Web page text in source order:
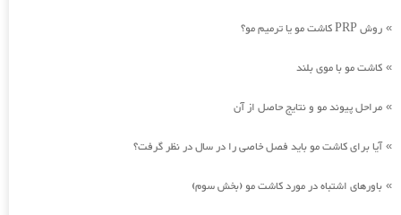
» روش PRP کاشت مو یا ترمیم مو؟
» کاشت مو با موی بلند
» مراحل پیوند مو و نتایج حاصل از آن
»آیا برای کاشت مو باید فصل خاصی را در سال در نظر گرفت؟
» باورهای اشتباه در مورد کاشت مو (بخش سوم)